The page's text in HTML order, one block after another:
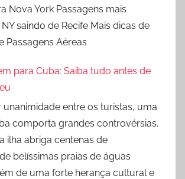
Nova York Passagens mais
saindo de Recife Mais dicas de
Passagens Aéreas
para Cuba: Saiba tudo antes de
unanimidade entre os turistas, uma
comporta grandes controvérsias.
ilha abriga centenas de
belíssimas praias de águas
de uma forte herança cultural e